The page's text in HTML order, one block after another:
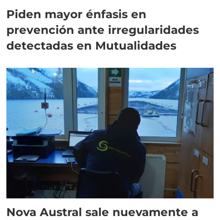
Piden mayor énfasis en
prevención ante irregularidades
detectadas en Mutualidades
Nova Austral sale nuevamente a